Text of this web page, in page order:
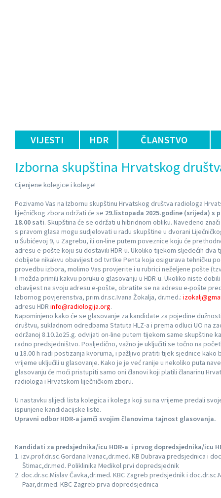
VIJESTI HDR ČLANSTVO
Izborna skupština Hrvatskog
Cijenjene kolegice i kolege!
Pozivamo Vas na Izbornu skupštinu Hrvatskog društva radiologa
liječničkog zbora održati će se 29.listopada 2025.godine (srijeda) s
18.00 sati. Skupština će se održati u hibridnom obliku. Navedeno
s pravom glasa mogu sudjelovati u radu skupštine u dvorani
u Šubićevoj 9, u Zagrebu, ili on-line putem poveznice koju će
adresu e-pošte koju su dostavili HDR-u. Ukoliko tijekom sljedećih dva
dobijete nikakvu obavijest od tvrtke Penta koja osigurava tehničku
provedbu izbora, molimo Vas provjerite i u rubrici neželjene pošte
li možda primili kakvu poruku o glasovanju u HDR-u. Ukoliko niste
obavijest na svoju adresu e-pošte, obratite se na adresu e-pošte
Izbornog povjerenstva, prim.dr.sc.Ivana Žokalja, dr.med.:
adresu HDR info@radiologija.org.
Napominjeno kako će se glasovanje za kandidate za pojedine
društvu, sukladnom odredbama Statuta HLZ-a i prema odluci UO na
održanoj 8.10.2o25.g. odvijati on-line putem tijekom same skupštine
radno predsjedništvo. Posljedično, važno je uključiti se točno na
u 18.00 h radi postizanja kvoruma, i pažljivo pratiti tijek sjednice kako
vrijeme uključili u glasovanje. Kako je je već ranije u nekoliko puta
glasovanju će moći pristupiti samo oni članovi koji platili članarinu
radiologa i Hrvatskom liječničkom zboru.
U nastavku slijedi lista kolegica i kolega koji su na vrijeme predali
ispunjene kandidacijske liste.
Upravni odbor HDR-a jamči svojim članovima tajnost glasovanja.
Kandidati za predsjednika/icu HDR-a i prvog dopredsjednika/icu
izv.prof.dr.sc.Gordana Ivanac,dr.med. KB Dubrava predsjednica i
Štimac,dr.med. Poliklinika Medikol prvi dopredsjednik
doc.dr.sc.Mislav Čavka,dr.med. KBC Zagreb predsjednik i
Paar,dr.med. KBC Zagreb prva dopredsjednica